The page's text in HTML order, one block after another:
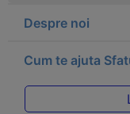
Despre noi
Cum te ajuta